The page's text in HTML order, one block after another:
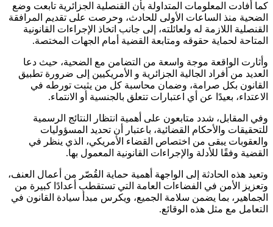
كما أفادت المعلومات المتداولة بأن القنصلية الجزائرية تابعت وضع
الضحية منذ الساعات الأولى للحادث، وحرصت على تقديم المرافقة
القنصلية اللازمة له ولعائلته، إلى جانب اتخاذ الإجراءات القانونية
المتاحة لحماية حقوقه ومتابعة القضية أمام الجهات المختصة.
وأثارت الواقعة موجة واسعة من التضامن مع الضحية، حيث دعا
العديد من أفراد الجالية الجزائرية و الأمريكيين إلى ضرورة تطبيق
القانون بكل صرامة، وضمان محاسبة كل من يثبت تورطه في
الاعتداء، بعيدًا عن أي اعتبارات تتعلق بالجنسية أو الانتماء.
وفي المقابل، شدد متابعون على أهمية انتظار النتائج الرسمية
للتحقيقات والأحكام القضائية، باعتبار أن تحديد المسؤوليات
والعقوبات يبقى من اختصاص القضاء الأمريكي، الذي ينظر في
القضية وفقًا للأدلة والإجراءات القانونية المعمول بها.
وتعيد هذه الحادثة إلى الواجهة أهمية حماية القُصّر من أعمال العنف،
وتعزيز الأمن في الفضاءات العامة التي تستقطب أعدادًا كبيرة من
الجماهير، بما يضمن سلامة الجميع، ويكرس مبدأ سيادة القانون في
التعامل مع مثل هذه الوقائع.